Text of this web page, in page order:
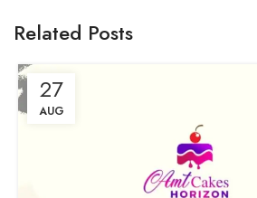
Related Posts
27
AUG